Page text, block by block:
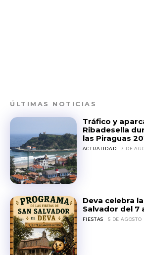
ÚLTIMAS NOTICIAS
Tráfico y
Ribadesella
las Piraguas
ACTUALIDAD 7 DE
Deva celebra
Salvador del 7
FIESTAS 5 DE AGOSTO